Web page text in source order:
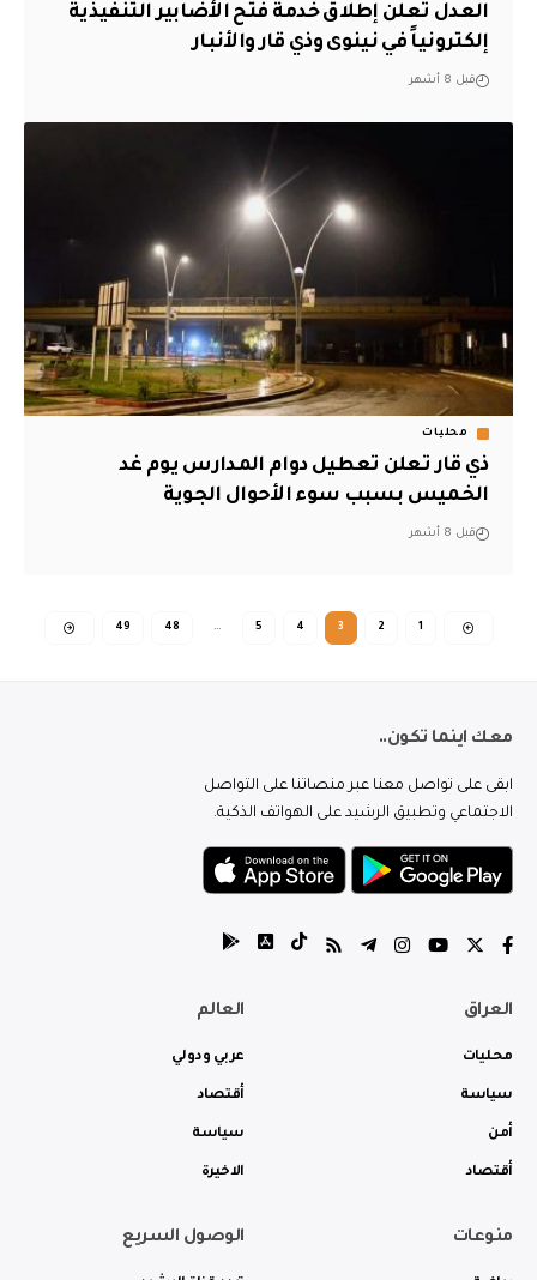
العدل تعلن إطلاق خدمة فتح الأضابير التنفيذية
إلكترونياً في نينوى وذي قار والأنبار
قبل 8 أشهر
محليات
ذي قار تعلن تعطيل دوام المدارس يوم غد
الخميس بسبب سوء الأحوال الجوية
قبل 8 أشهر
1
2
3
4
5
…
48
49
معك اينما تكون..
ابقى على تواصل معنا عبر منصاتنا على التواصل
الاجتماعي وتطبيق الرشيد على الهواتف الذكية.
العراق
محليات
سياسة
أمن
أقتصاد
العالم
عربي ودولي
أقتصاد
سياسة
الاخيرة
منوعات الوصول السريع